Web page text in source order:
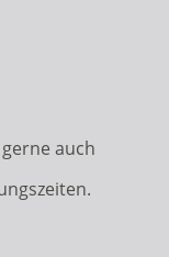
auch